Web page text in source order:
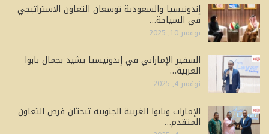
إندونيسيا والسعودية توسعان التعاون الاستراتيجي
في السياحة…
نوفمبر 10, 2025
السفير الإماراتي في إندونيسيا يشيد بجمال بابوا
الغربية…
نوفمبر 4, 2025
الإمارات وبابوا الغربية الجنوبية تبحثان فرص التعاون
المتقدم…